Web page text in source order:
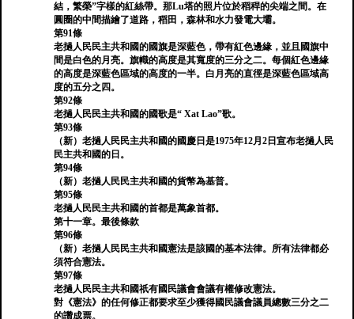
結，繁榮”字樣的紅絲帶。那Lu塔的照片位於稻稈的尖端之間。在
圓圈的中間描繪了道路，稻田，森林和水力發電大壩。
第91條
老撾人民民主共和國的國旗是深藍色，帶有紅色邊緣，並且國旗中
間是白色的月亮。旗幟的高度是其寬度的三分之二。每個紅色邊緣
的高度是深藍色區域的高度的一半。白月亮的直徑是深藍色區域高
度的五分之四。
第92條
老撾人民民主共和國的國歌是“ Xat Lao”歌。
第93條
（新）老撾人民民主共和國的國慶日是1975年12月2日宣布老撾人民
民主共和國的日。
第94條
（新）老撾人民民主共和國的貨幣為基普。
第95條
老撾人民民主共和國的首都是萬象首都。
第十一章。最後條款
第96條
（新）老撾人民民主共和國憲法是該國的基本法律。所有法律都必
須符合憲法。
第97條
老撾人民民主共和國祇有國民議會會議有權修改憲法。
對《憲法》的任何修正都要求至少獲得國民議會議員總數三分之二
的讚成票。